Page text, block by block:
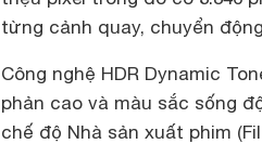
từng cảnh quay, chuyển
Công nghệ HDR Dynamic
phản cao và màu sắc sống
chế độ Nhà sản xuất phim